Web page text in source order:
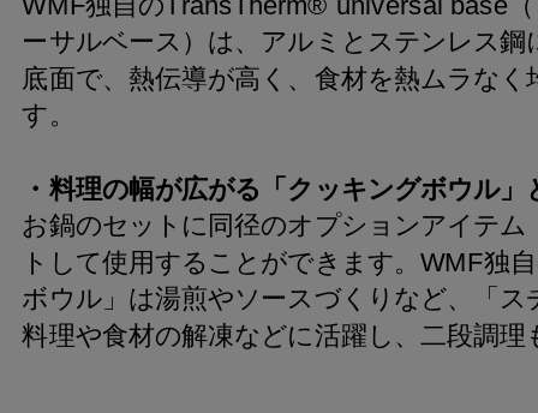
ーサルベース）は、アルミとステンレス鋼
底面で、熱伝導が高く、食材を熱ムラなく
す。
・料理の幅が広がる「クッキングボウル
お鍋のセットに同径のオプションアイテム
トして使用することができます。WMF独
ボウル」は湯煎やソースづくりなど、「ス
料理や食材の解凍などに活躍し、二段調理